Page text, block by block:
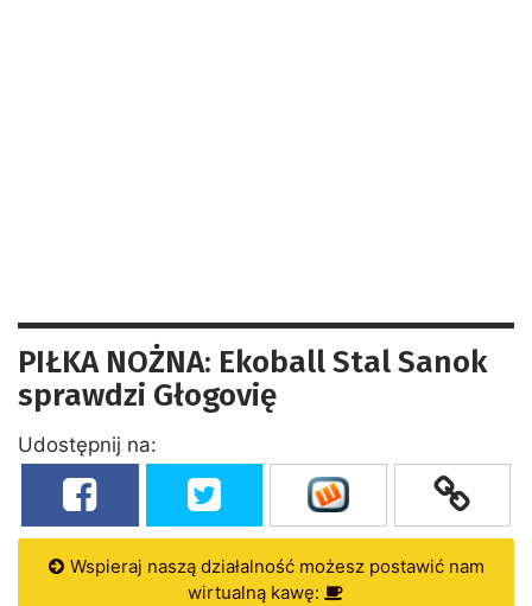
PIŁKA NOŻNA: Ekoball Stal Sanok
sprawdzi Głogovię
Udostępnij na:
Wspieraj naszą działalność możesz postawić nam
wirtualną kawę: